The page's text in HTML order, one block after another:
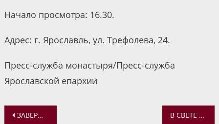
Начало просмотра: 16.30.
Адрес: г. Ярославль, ул. Трефолева, 24.
Пресс-служба монастыря/Пресс-служба
Ярославской епархии
Навигация
ЗАВЕРШИЛОСЬ ОБУЧЕНИЕ НА КУРСАХ ПОВЫШЕНИЯ КВАЛИФИКАЦИИ ДУХОВЕНСТВА «ПАСТЫРСКОЕ ОКОРМЛЕНИЕ ВЫСШИХ УЧЕБНЫХ ЗАВЕДЕНИЙ» В СВЕТЕ ИСТИНЫ